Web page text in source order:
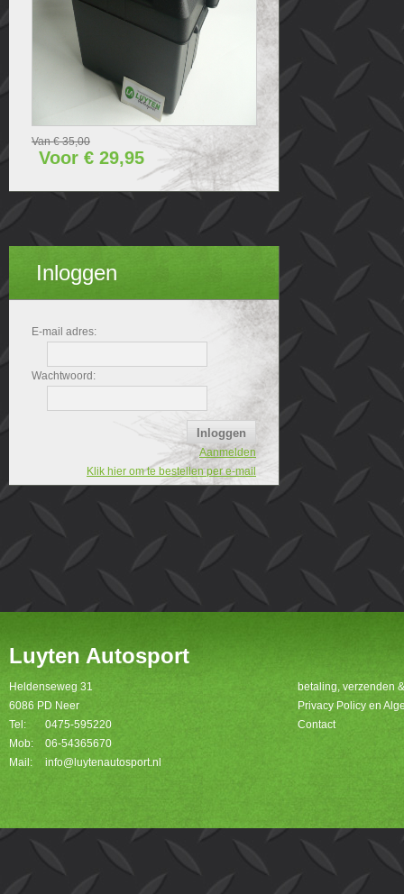
Van € 35,00
Voor € 29,95
Inloggen
E-mail adres:
Wachtwoord:
Aanmelden
Klik hier om te bestellen per e-mail
Luyten Autosport
Heldenseweg 31
6086 PD Neer
Tel:
0475-595220
Mob:
06-54365670
Mail:
info@luytenautosport.nl
betaling, verzenden
Privacy Policy en
Contact